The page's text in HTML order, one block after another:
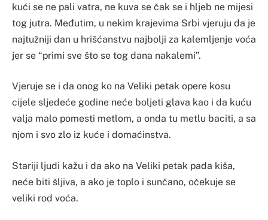
kući se ne pali vatra, ne kuva se čak se i hljeb ne mijesi
tog jutra. Međutim, u nekim krajevima Srbi vjeruju da je
najtužniji dan u hrišćanstvu najbolji za kalemljenje voća
jer se “primi sve što se tog dana nakalemi”.
Vjeruje se i da onog ko na Veliki petak opere kosu
cijele sljedeće godine neće boljeti glava kao i da kuću
valja malo pomesti metlom, a onda tu metlu baciti, a sa
njom i svo zlo iz kuće i domaćinstva.
Stariji ljudi kažu i da ako na Veliki petak pada kiša,
neće biti šljiva, a ako je toplo i sunčano, očekuje se
veliki rod voća.